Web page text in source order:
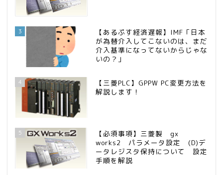
3
【あるぷす経済遅報】IMF「日本
が為替介入してこないのは、まだ
介入基準になってないからじゃな
いの？」
4
【三菱PLC】GPPW PC変更方法を
解説します！
5
【必須事項】三菱製 gx
works2 パラメータ設定 (D)デ
ータレジスタ保持について 設定
手順を解説